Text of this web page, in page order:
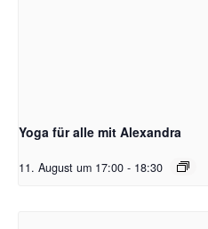
Yoga für alle mit Alexandra
11. August um 17:00 - 18:30